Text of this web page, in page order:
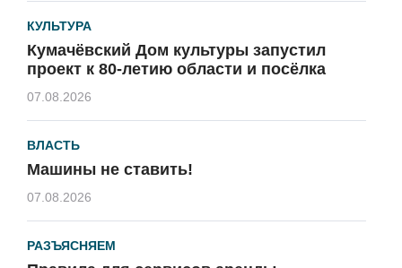
КУЛЬТУРА
Кумачёвский Дом культуры запустил
проект к 80-летию области и посёлка
07.08.2026
ВЛАСТЬ
Машины не ставить!
07.08.2026
РАЗЪЯСНЯЕМ